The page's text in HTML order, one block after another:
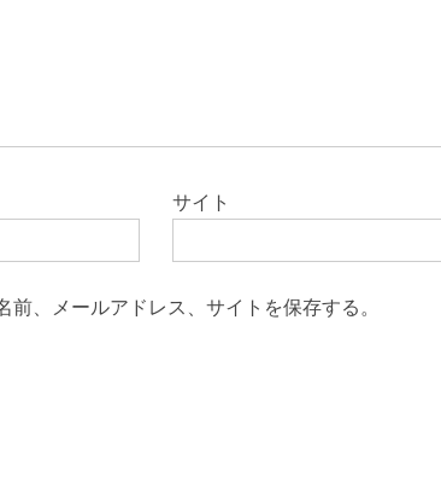
サイト
、メールアドレス、サイトを保存する。